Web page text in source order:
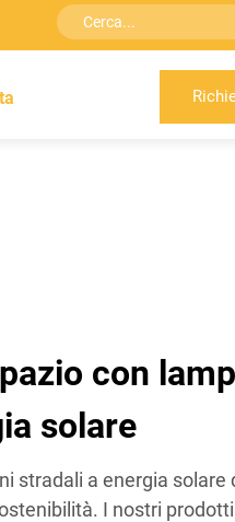
con
solare
stradali a energia solare
I nostri